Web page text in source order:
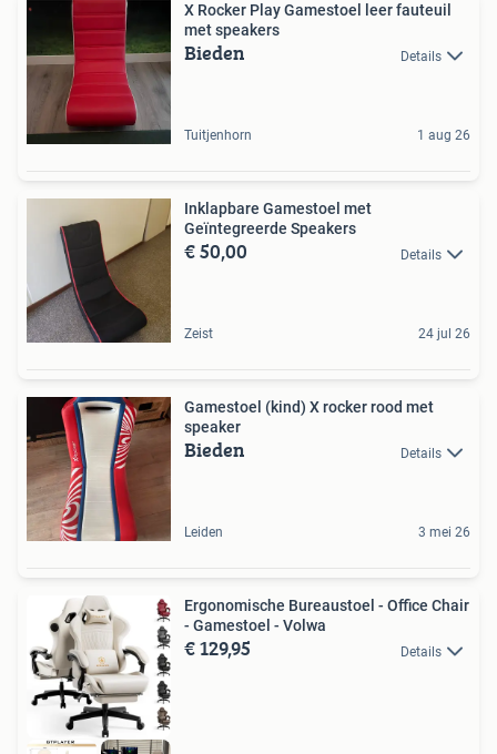
X Rocker Play Gamestoel leer fauteuil
met speakers
Bieden Details
Tuitjenhorn 1 aug 26
Inklapbare Gamestoel met
Geïntegreerde Speakers
€ 50,00 Details
Zeist 24 jul 26
Gamestoel (kind) X rocker rood met
speaker
Bieden Details
Leiden 3 mei 26
Ergonomische Bureaustoel - Office Chair
- Gamestoel - Volwa
€ 129,95 Details